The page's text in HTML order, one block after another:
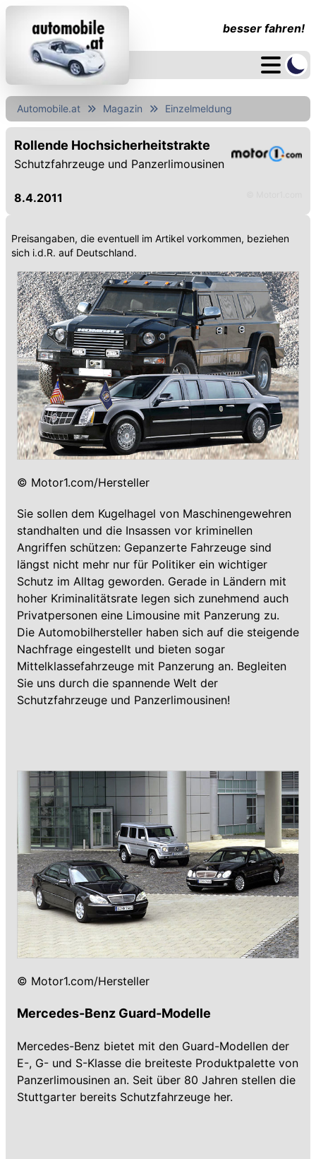
besser fahren!
Automobile.at Magazin Einzelmeldung
Rollende Hochsicherheitstrakte
Schutzfahrzeuge und Panzerlimousinen
8.4.2011
Preisangaben, die eventuell im Artikel vorkommen, beziehen
sich i.d.R. auf Deutschland.
© Motor1.com/Hersteller
Sie sollen dem Kugelhagel von Maschinengewehren
standhalten und die Insassen vor kriminellen
Angriffen schützen: Gepanzerte Fahrzeuge sind
längst nicht mehr nur für Politiker ein wichtiger
Schutz im Alltag geworden. Gerade in Ländern mit
hoher Kriminalitätsrate legen sich zunehmend auch
Privatpersonen eine Limousine mit Panzerung zu.
Die Automobilhersteller haben sich auf die steigende
Nachfrage eingestellt und bieten sogar
Mittelklassefahrzeuge mit Panzerung an. Begleiten
Sie uns durch die spannende Welt der
Schutzfahrzeuge und Panzerlimousinen!
© Motor1.com/Hersteller
Mercedes-Benz Guard-Modelle
Mercedes-Benz bietet mit den Guard-Modellen der
E-, G- und S-Klasse die breiteste Produktpalette von
Panzerlimousinen an. Seit über 80 Jahren stellen die
Stuttgarter bereits Schutzfahrzeuge her.